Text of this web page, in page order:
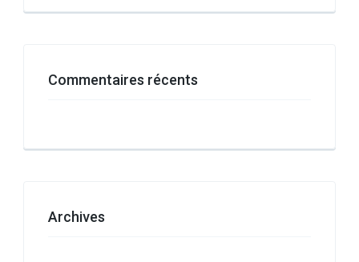
Commentaires récents
Archives